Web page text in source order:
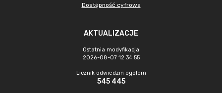
Dostępność cyfrowa
AKTUALIZACJE
Ostatnia modyfikacja
2026-08-07 12:34:55
Licznik odwiedzin ogółem
545 445